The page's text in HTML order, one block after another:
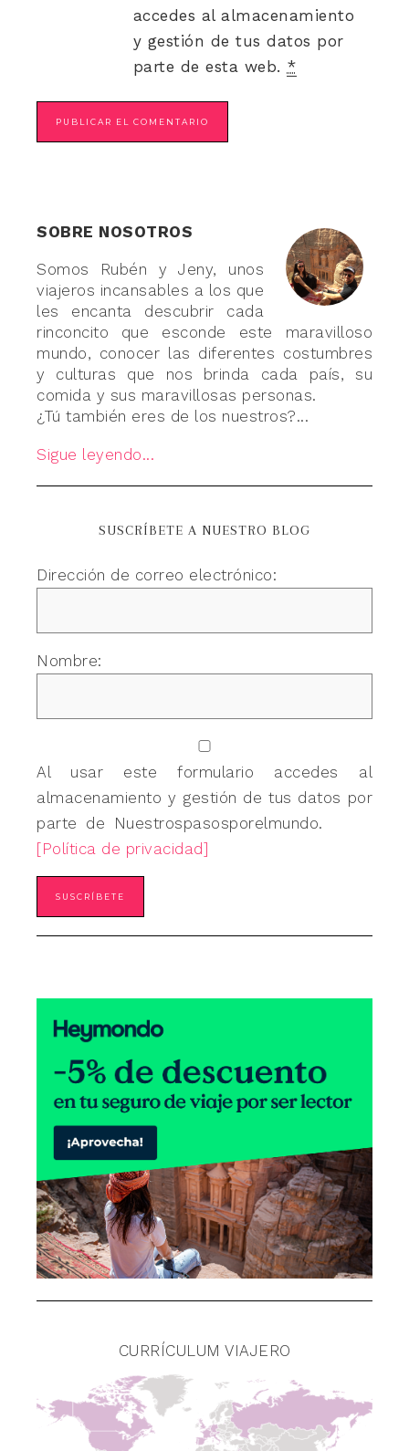
accedes al almacenamiento
y gestión de tus datos por
parte de esta web. *
SOBRE NOSOTROS
Somos Rubén y Jeny, unos
viajeros incansables a los que
les encanta descubrir cada
rinconcito que esconde este maravilloso
mundo, conocer las diferentes costumbres
y culturas que nos brinda cada país, su
comida y sus maravillosas personas.
¿Tú también eres de los nuestros?...
Sigue leyendo...
SUSCRÍBETE A NUESTRO BLOG
Dirección de correo electrónico:
Nombre:
Al usar este formulario accedes al
almacenamiento y gestión de tus datos por
parte de Nuestrospasosporelmundo.
[Política de privacidad]
CURRÍCULUM VIAJERO